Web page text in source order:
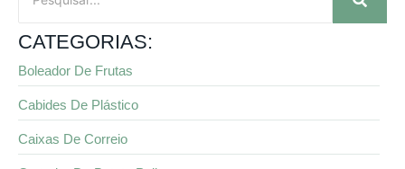
CATEGORIAS:
Boleador De Frutas
Cabides De Plástico
Caixas De Correio